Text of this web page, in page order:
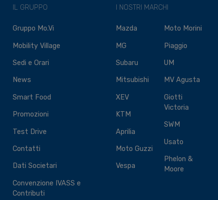
IL GRUPPO
Gruppo Mo.Vi
Mobility Village
Sedi e Orari
News
Smart Food
Promozioni
Test Drive
Contatti
Dati Societari
Convenzione IVASS e
Contributi
I NOSTRI MARCHI
Mazda
MG
Subaru
Mitsubishi
XEV
KTM
Aprilia
Moto Guzzi
Vespa
Moto Morini
Piaggio
UM
MV Agusta
Giotti
Victoria
SWM
Usato
Phelon &
Moore